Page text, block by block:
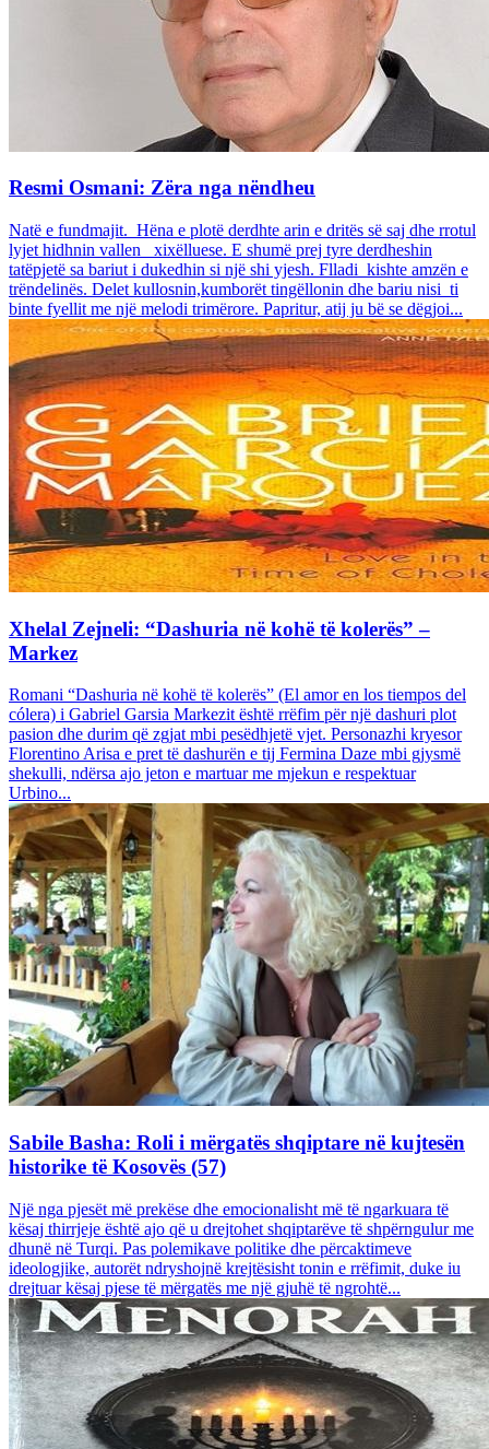
Resmi Osmani: Zëra nga nëndheu
Natë e fundmajit. Hëna e plotë derdhte arin e dritës së saj dhe rrotul
lyjet hidhnin vallen xixëlluese. E shumë prej tyre derdheshin
tatëpjetë sa bariut i dukedhin si një shi yjesh. Flladi kishte amzën e
trëndelinës. Delet kullosnin,kumborët tingëllonin dhe bariu nisi ti
binte fyellit me një melodi trimërore. Papritur, atij ju bë se dëgjoi...
Xhelal Zejneli: “Dashuria në kohë të kolerës” –
Markez
Romani “Dashuria në kohë të kolerës” (El amor en los tiempos del
cólera) i Gabriel Garsia Markezit është rrëfim për një dashuri plot
pasion dhe durim që zgjat mbi pesëdhjetë vjet. Personazhi kryesor
Florentino Arisa e pret të dashurën e tij Fermina Daze mbi gjysmë
shekulli, ndërsa ajo jeton e martuar me mjekun e respektuar
Urbino...
Sabile Basha: Roli i mërgatës shqiptare në kujtesën
historike të Kosovës (57)
Një nga pjesët më prekëse dhe emocionalisht më të ngarkuara të
kësaj thirrjeje është ajo që u drejtohet shqiptarëve të shpërngulur me
dhunë në Turqi. Pas polemikave politike dhe përcaktimeve
ideologjike, autorët ndryshojnë krejtësisht tonin e rrëfimit, duke iu
drejtuar kësaj pjese të mërgatës me një gjuhë të ngrohtë...